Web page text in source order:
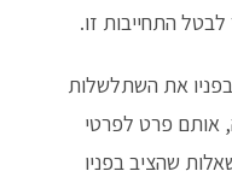
התחייבות זו.
את השתלשלות
אותם פרט לפרטי
שהציב בפניו